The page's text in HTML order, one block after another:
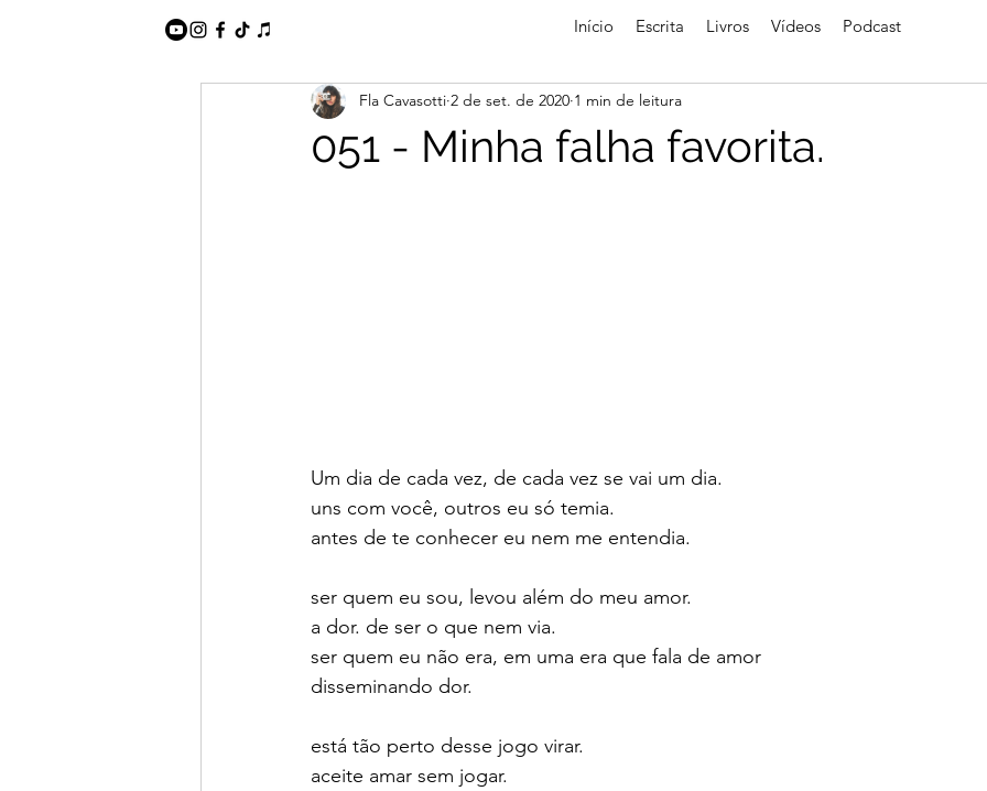
Início Escrita Livros Vídeos Podcast
051 - Minha falha favorita.
Fla Cavasotti 2 de set. de 2020 1 min de leitura
Um dia de cada vez, de cada vez se vai um dia.
uns com você, outros eu só temia.
antes de te conhecer eu nem me entendia.
ser quem eu sou, levou além do meu amor.
a dor. de ser o que nem via.
ser quem eu não era, em uma era que fala de amor
disseminando dor.
está tão perto desse jogo virar.
aceite amar sem jogar.